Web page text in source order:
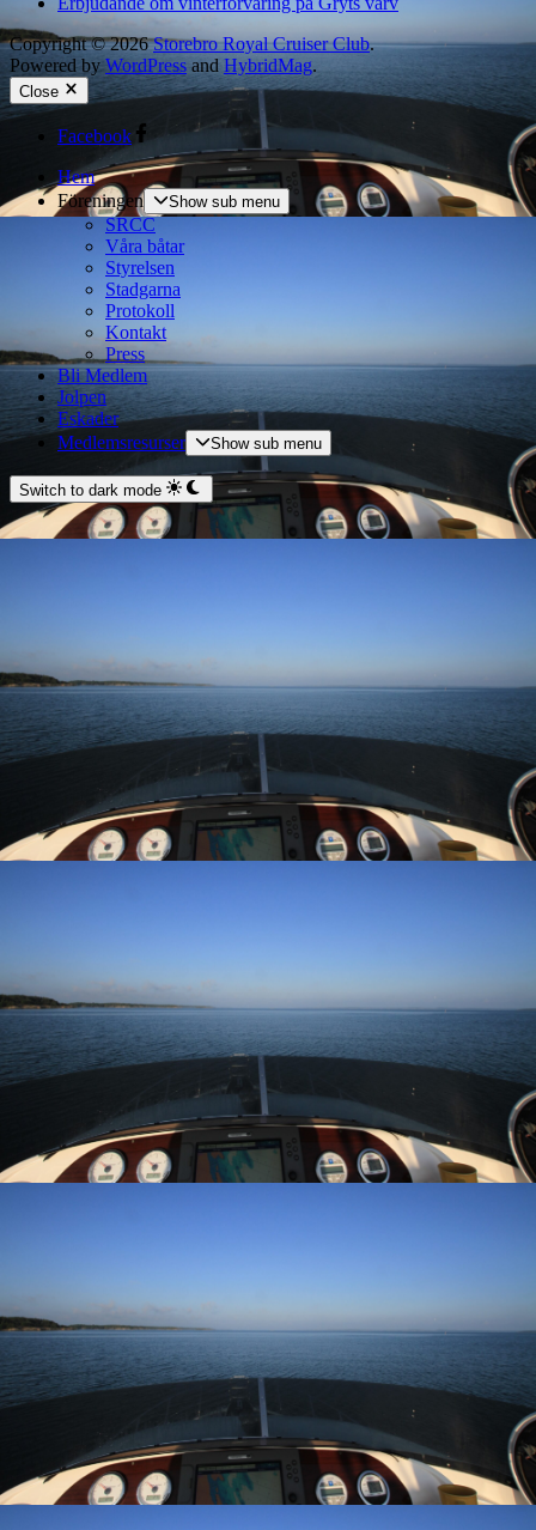
Copyright © 2026Storebro Royal Cruiser Club.
Powered byWordPress and HybridMag.
Close
Facebook
Hem
Föreningen
Show sub menu
SRCC
Våra båtar
Styrelsen
Stadgarna
Protokoll
Kontakt
Press
Bli Medlem
Jolpen
Eskader
Medlemsresurser
Show sub menu
Switch to dark mode